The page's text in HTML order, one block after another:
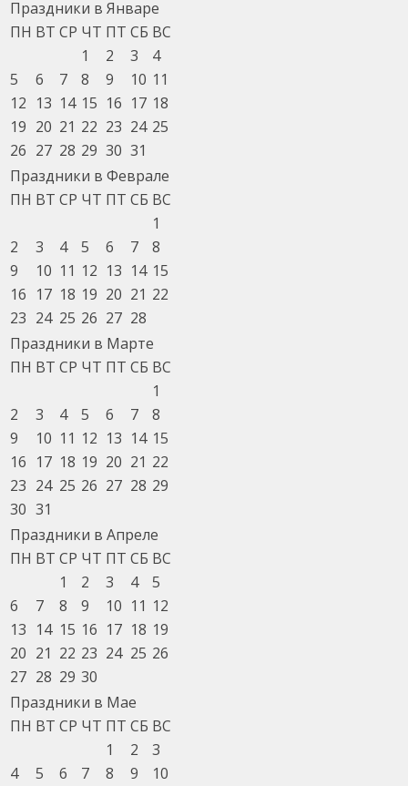
Праздники в Январе
ПН ВТ СР ЧТ ПТ СБ ВС
1
2 3
4
5
6 7 8 9 10 11
12 13 14 15 16 17 18
19 20 21 22 23 24 25
26 27 28 29 30 31
Праздники в Феврале
ПН ВТ СР ЧТ ПТ СБ ВС
1
2
3 4 5 6 7
8
9
10 11 12 13 14 15
16 17 18 19 20 21 22
23 24 25 26 27 28
Праздники в Марте
ПН ВТ СР ЧТ ПТ СБ ВС
1
2
3 4 5 6 7
8
9
10 11 12 13 14 15
16 17 18 19 20 21 22
23 24 25 26 27 28 29
30 31
Праздники в Апреле
ПН ВТ СР ЧТ ПТ СБ ВС
1
2 3 4
5
6
7 8 9 10 11 12
13 14 15 16 17 18 19
20 21 22 23 24 25 26
27 28 29 30
Праздники в Мае
ПН ВТ СР ЧТ ПТ СБ ВС
1
2
3
4
5 6 7 8 9
10